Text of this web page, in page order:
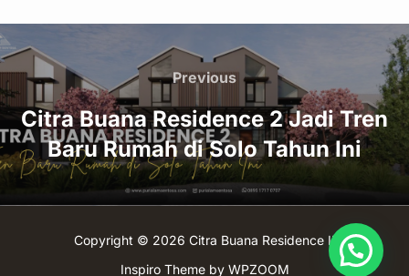
Post
navigation
Previous
Previous
Citra Buana Residence 2 Jadi Tren
Baru Rumah di Solo Tahun Ini
Copyright © 2026 Citra Buana Residence II
Inspiro Themeby WPZOOM